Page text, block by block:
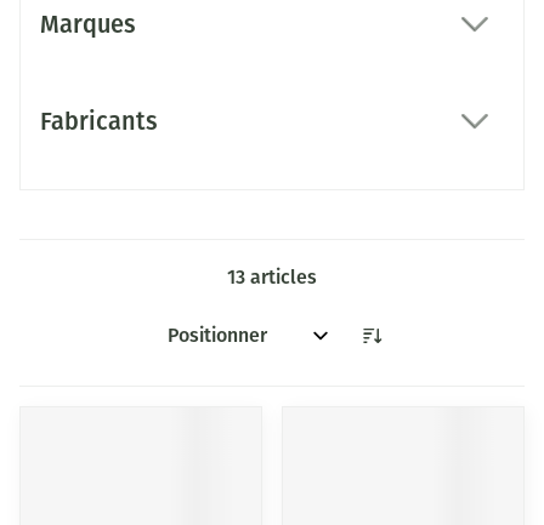
Marques
Fabricants
13 articles
Trier par: